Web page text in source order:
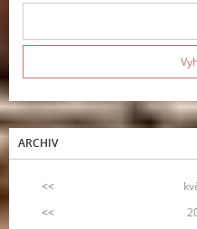
ARCHIV
<<
<<